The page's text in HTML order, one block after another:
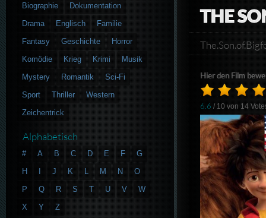
THE
Hier den Film
6.6 / 10 von 14
Biographie
Dokumentation
Drama
Englisch
Familie
Fantasy
Geschichte
Horror
Komödie
Krieg Krimi
Musik
Mystery
Romantik
Sci-Fi
Sport
Thriller
Western
Zeichentrick
Alphabetisch
# A B C D E F
G
H
J K L M N
O
P
Q R S T U V
W
X
Y Z